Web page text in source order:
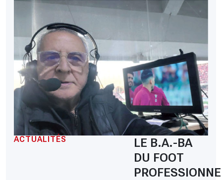
ACTUALITÉS
LE B.A.-BA
DU FOOT